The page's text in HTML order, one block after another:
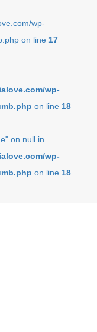
wp-
on line 17
wp-
on line 18
on null in
wp-
on line 18